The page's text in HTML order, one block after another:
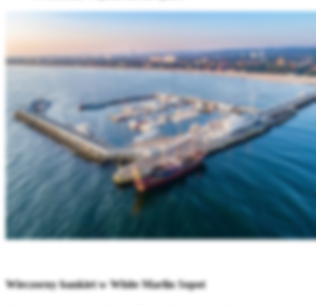
Wieczorny bankiet w White Marlin Sopot